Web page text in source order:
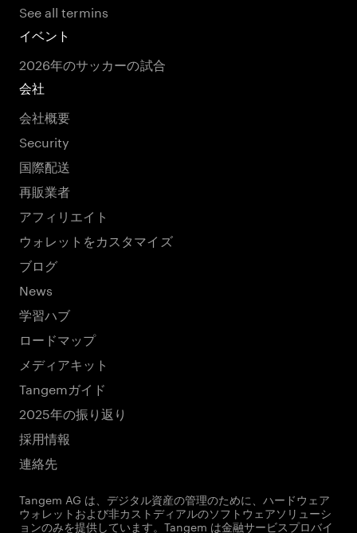
See all termins
イベント
2026年のサッカーの試合
会社
会社概要
Security
国際配送
再販業者
アフィリエイト
ウォレットをカスタマイズ
ブログ
News
学習ハブ
ロードマップ
メディアキット
Tangemガイド
2025年の振り返り
採用情報
連絡先
Tangem AG は、デジタル資産の管理のために、ハードウェア
ウォレットおよび非カストディアルのソフトウェアソリューシ
ョンのみを提供しています。Tangem は金融サービスプロバイ